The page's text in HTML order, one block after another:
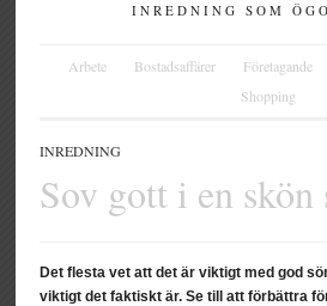
INREDNING SOM
Arbete Bostadsaffärer Företagande
Shopping
INREDNING
Sov gott i en skön
Det flesta vet att det är viktigt med god
viktigt det faktiskt är. Se till att förbättra